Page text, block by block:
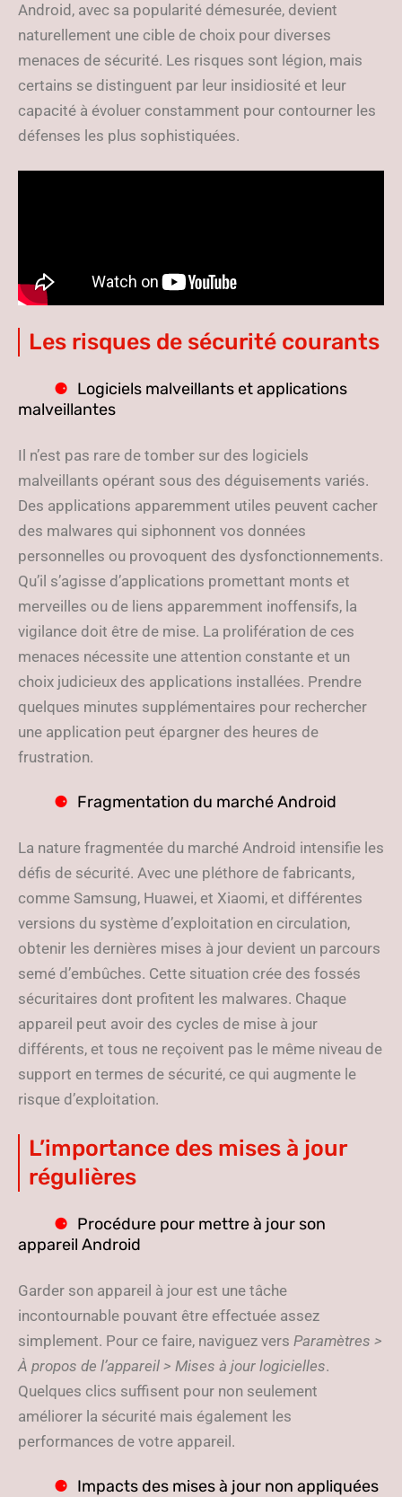
Android, avec sa popularité démesurée, devient
naturellement une cible de choix pour diverses
menaces de sécurité. Les risques sont légion, mais
certains se distinguent par leur insidiosité et leur
capacité à évoluer constamment pour contourner les
défenses les plus sophistiquées.
Les risques de sécurité courants
Logiciels malveillants et applications
malveillantes
Il n’est pas rare de tomber sur des logiciels
malveillants opérant sous des déguisements variés.
Des applications apparemment utiles peuvent cacher
des malwares qui siphonnent vos données
personnelles ou provoquent des dysfonctionnements.
Qu’il s’agisse d’applications promettant monts et
merveilles ou de liens apparemment inoffensifs, la
vigilance doit être de mise. La prolifération de ces
menaces nécessite une attention constante et un
choix judicieux des applications installées. Prendre
quelques minutes supplémentaires pour rechercher
une application peut épargner des heures de
frustration.
Fragmentation du marché Android
La nature fragmentée du marché Android intensifie les
défis de sécurité. Avec une pléthore de fabricants,
comme Samsung, Huawei, et Xiaomi, et différentes
versions du système d’exploitation en circulation,
obtenir les dernières mises à jour devient un parcours
semé d’embûches. Cette situation crée des fossés
sécuritaires dont profitent les malwares. Chaque
appareil peut avoir des cycles de mise à jour
différents, et tous ne reçoivent pas le même niveau de
support en termes de sécurité, ce qui augmente le
risque d’exploitation.
L’importance des mises à jour
régulières
Procédure pour mettre à jour son
appareil Android
Garder son appareil à jour est une tâche
incontournable pouvant être effectuée assez
simplement. Pour ce faire, naviguez vers Paramètres >
À propos de l’appareil > Mises à jour logicielles.
Quelques clics suffisent pour non seulement
améliorer la sécurité mais également les
performances de votre appareil.
Impacts des mises à jour non appliquées